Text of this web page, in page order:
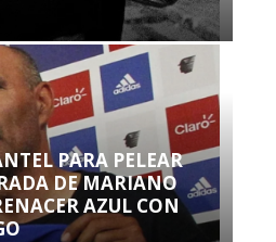
PARA PELEAR
DE MARIANO
AZUL CON